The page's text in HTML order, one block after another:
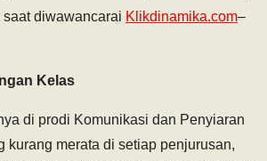
saat diwawancarai Klikdinamika.com–
Kelas
di prodi Komunikasi dan Penyiaran
kurang merata di setiap penjurusan,